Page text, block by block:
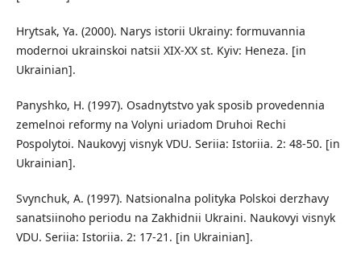
Hrytsak, Ya. (2000). Narys istorii Ukrainy: formuvannia
modernoi ukrainskoi natsii XIX-XX st. Kyiv: Heneza. [in
Ukrainian].
Panyshko, H. (1997). Osadnytstvo yak sposib provedennia
zemelnoi reformy na Volyni uriadom Druhoi Rechi
Pospolytoi. Naukovyj visnyk VDU. Seriia: Istoriia. 2: 48-50. [in
Ukrainian].
Svynchuk, A. (1997). Natsionalna polityka Polskoi derzhavy
sanatsiinoho periodu na Zakhidnii Ukraini. Naukovyi visnyk
VDU. Seriia: Istoriia. 2: 17-21. [in Ukrainian].